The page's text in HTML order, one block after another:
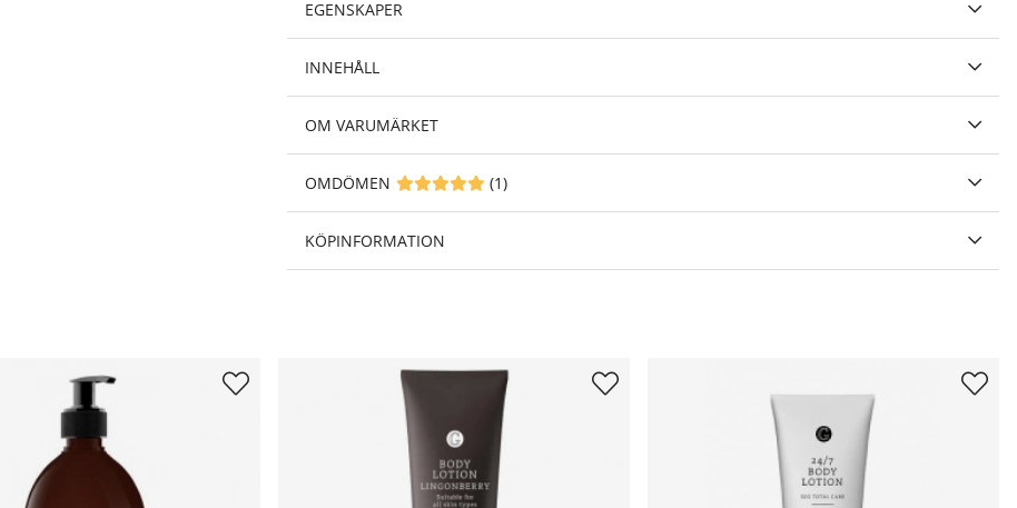
EGENSKAPER
INNEHÅLL
OM VARUMÄRKET
OMDÖMEN MEDELBETYG 5 AV 5 ANTAL BETYG 1
(1)
KÖPINFORMATION